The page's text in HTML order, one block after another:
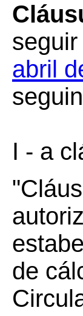
abril
I - a
de